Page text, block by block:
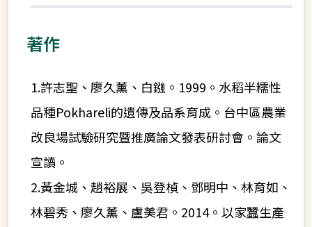
著作
1.許志聖、廖久薰、白鏹。1999。水稻半糯性
品種Pokhareli的遺傳及品系育成。台中區農業
改良場試驗研究暨推廣論文發表研討會。論文
宣讀。
2.黃金城、趙裕展、吳登楨、鄧明中、林育如、
林碧秀、廖久薰、盧美君。2014。以家蠶生產